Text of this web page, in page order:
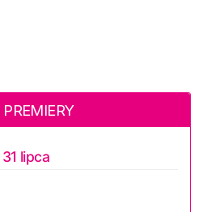
PREMIERY
31 lipca